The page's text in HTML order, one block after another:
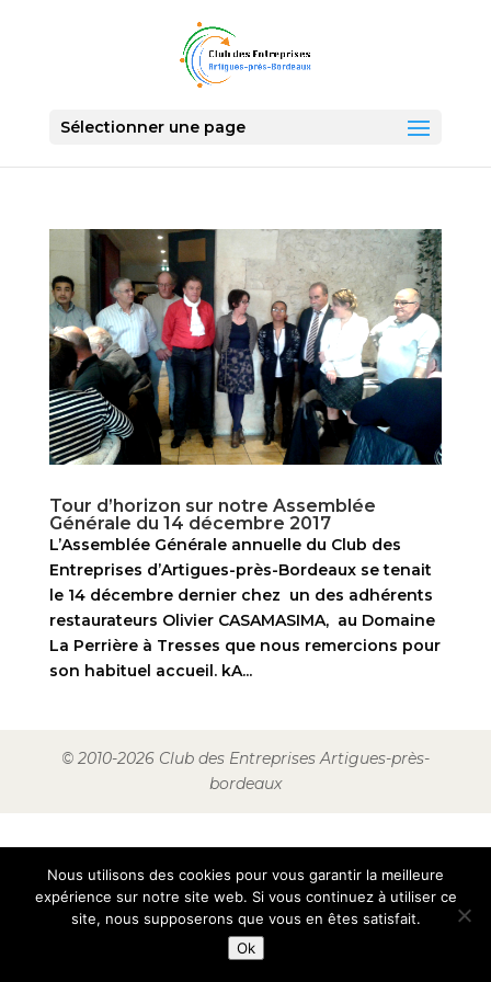
Sélectionner une page
Tour d’horizon sur notre Assemblée
Générale du 14 décembre 2017
L’Assemblée Générale annuelle du Club des
Entreprises d’Artigues-près-Bordeaux se tenait
le 14 décembre dernier chez un des adhérents
restaurateurs Olivier CASAMASIMA, au Domaine
La Perrière à Tresses que nous remercions pour
son habituel accueil. kA...
© 2010-2026 Club des Entreprises Artigues-près-
bordeaux
Nous utilisons des cookies pour vous garantir la meilleure
expérience sur notre site web. Si vous continuez à utiliser ce
site, nous supposerons que vous en êtes satisfait.
Ok